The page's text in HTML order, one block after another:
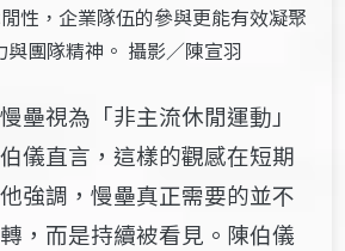
性，企業隊伍的參與更能有效凝聚
與團隊精神。 攝影／陳宣羽
壘視為「非主流休閒運動」
儀直言，這樣的觀感在短期
強調，慢壘真正需要的並不
，而是持續被看見。陳伯儀